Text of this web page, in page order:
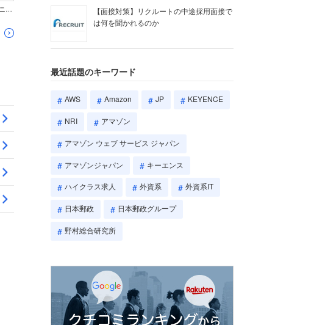
株式会社ポニーキャニオン
【面接対策】リクルートの中途採用面接で
は何を聞かれるのか
最近話題のキーワード
AWS Amazon JP KEYENCE
NRI アマゾン
アマゾン ウェブ サービス ジャパン
アマゾンジャパン キーエンス
ハイクラス求人 外資系 外資系IT
日本郵政 日本郵政グループ
野村総合研究所